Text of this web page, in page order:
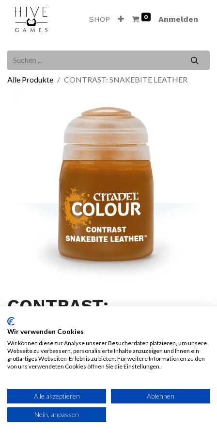
SHOP 0 Anmelden
Alle Produkte CONTRAST: SNAKEBITE LEATHER
CONTRAST:
SNAKEBITE LEATHER
5,67€ 6,30€ Alle Preise inkl. MwSt.
zzgl. Versandkosten
30-Tage-Bestpreisgarantie**:
Wir verwenden Cookies
Wir können diese zur Analyse unserer Besucherdaten platzieren, um unsere
Webseite zu verbessern, personalisierte Inhalte anzuzeigen und Ihnen ein
großartiges Webseiten-Erlebnis zu bieten. Für weitere Informationen zu den
von uns verwendeten Cookies öffnen Sie die Einstellungen.
Alle akzeptieren Ablehnen
Nein, anpassen